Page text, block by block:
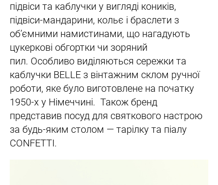
підвіси та каблучки у вигляді коників,
підвіси-мандарини, кольє і браслети з
обʼємними намистинами, що нагадують
цукеркові обгортки чи зоряний
пил. Особливо виділяються сережки та
каблучки BELLE з вінтажним склом ручної
роботи, яке було виготовлене на початку
1950-х у Німеччині. Також бренд
представив посуд для святкового настрою
за будь-яким столом — тарілку та піалу
CONFETTI.